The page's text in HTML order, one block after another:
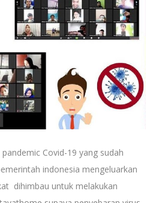
Covid-19 yang sudah
indonesia mengeluarkan
dihimbau untuk melakukan